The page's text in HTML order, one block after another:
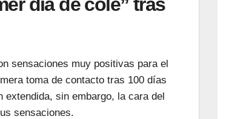
sensaciones muy positivas para el
toma de contacto tras 100 días
extendida, sin embargo, la cara del
sensaciones.